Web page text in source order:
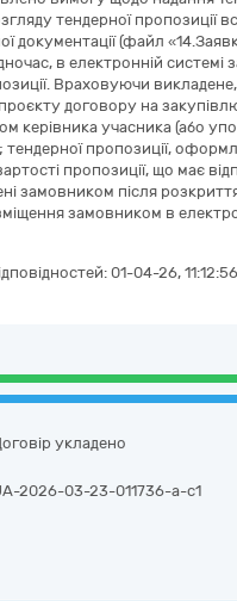
тендерної
документації (файл
в електронній
Враховуючи
договору на
керівника учасника (або
пропозиції,
пропозиції, що має
замовником після
замовником в
01-04-26, 11:12:56
укладено
2026-03-23-011736-a-c1